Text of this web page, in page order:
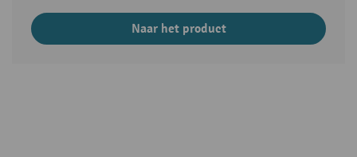
Naar het product